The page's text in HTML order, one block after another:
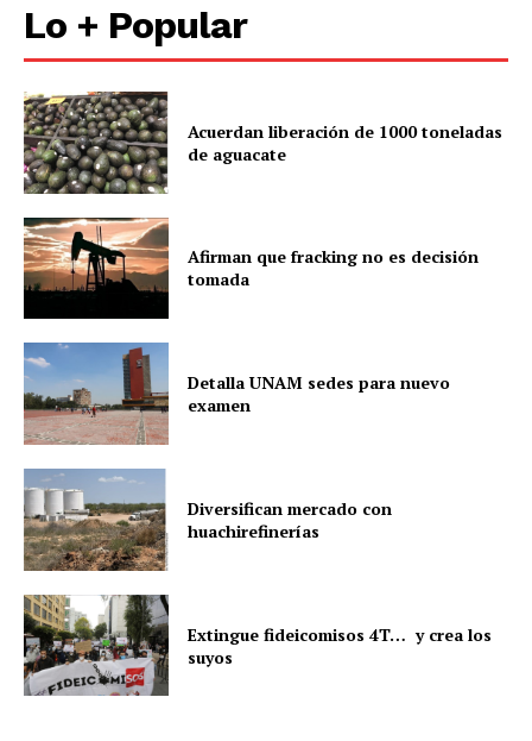
Lo + Popular
Acuerdan liberación de 1000 toneladas
de aguacate
Afirman que fracking no es decisión
tomada
Detalla UNAM sedes para nuevo
examen
Diversifican mercado con
huachirefinerías
Extingue fideicomisos 4T… y crea los
suyos